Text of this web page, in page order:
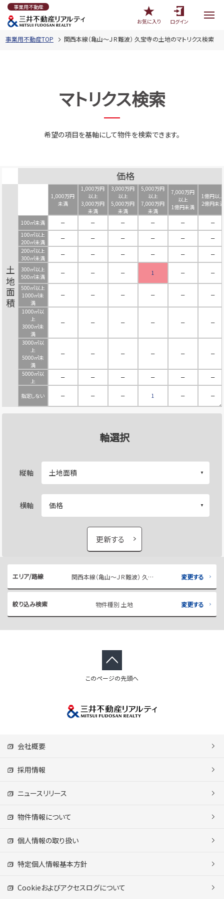
事業用不動産
お気に入り
ログイン
事業用不動産TOP 関西本線（亀山～ＪＲ難波） 久宝寺の土地のマトリクス検索
マトリクス検索
希望の項目を基軸にして物件を検索できます。
価格
土地面積
1,000万円
未満
1,000万円
以上
3,000万円
未満
3,000万円
以上
5,000万円
未満
5,000万円
以上
7,000万円
未満
7,000万円
以上
1億円未満
1億円以上
2億円未満
100㎡未満 － － － － －
－
100㎡以上
200㎡未満
－ － － － －
－
200㎡以上
300㎡未満
－ － － － －
－
300㎡以上
500㎡未満
－ － － 1 －
－
500㎡以上
1000㎡未
満
－ － － － － －
1000㎡以
上
3000㎡未
満
－ － － － － －
3000㎡以
上
5000㎡未
満
－ － － － － －
5000㎡以
上
－ － － － － －
指定しない － － － 1 － －
軸選択
縦軸
横軸
更新する
エリア/路線 関西本線（亀山～ＪＲ難波） 久宝寺 変更する
絞り込み検索 物件種別 土地 変更する
このページの先頭へ
会社概要
採用情報
ニュースリリース
物件情報について
個人情報の取り扱い
特定個人情報基本方針
Cookieおよびアクセスログについて